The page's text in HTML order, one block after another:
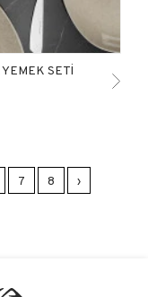
SETİ
7 8 ›